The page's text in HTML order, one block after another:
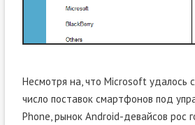
Несмотря на, что Microsoft удалось
число поставок смартфонов под
Phone, рынок Android-девайсов рос